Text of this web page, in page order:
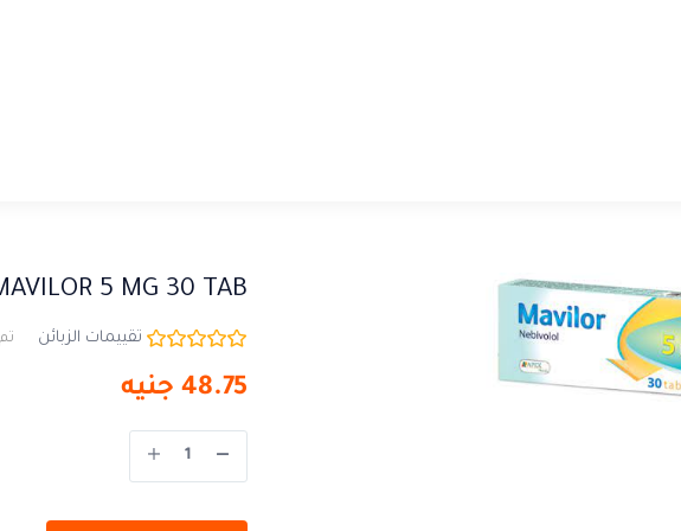
5 MG 30 TAB
تقييمات الزبائن
48.75 جنيه